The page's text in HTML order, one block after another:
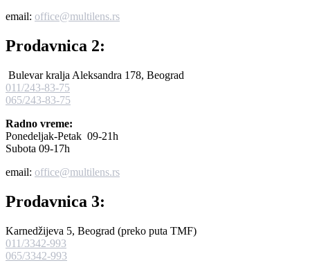
email: office@multilens.rs
Prodavnica 2:
Bulevar kralja Aleksandra 178, Beograd
011/243-83-75
065/243-83-75
Radno vreme:
Ponedeljak-Petak 09-21h
Subota 09-17h
email: office@multilens.rs
Prodavnica 3:
Karnedžijeva 5, Beograd (preko puta TMF)
011/3342-993
065/3342-993